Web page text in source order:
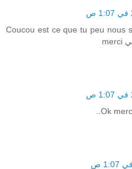
Coucou est ce que tu peu nous
Ok